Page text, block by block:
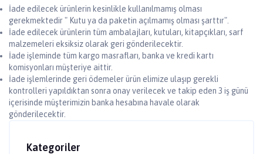
İade edilecek ürünlerin kesinlikle kullanılmamış olması
gerekmektedir " Kutu ya da paketin açılmamış olması şarttır".
İade edilecek ürünlerin tüm ambalajları, kutuları, kitapçıkları, sarf
malzemeleri eksiksiz olarak geri gönderilecektir.
İade işleminde tüm kargo masrafları, banka ve kredi kartı
komisyonları müşteriye aittir.
İade işlemlerinde geri ödemeler ürün elimize ulaşıp gerekli
kontrolleri yapıldıktan sonra onay verilecek ve takip eden 3 iş günü
içerisinde müşterimizin banka hesabına havale olarak
gönderilecektir.
Kategoriler